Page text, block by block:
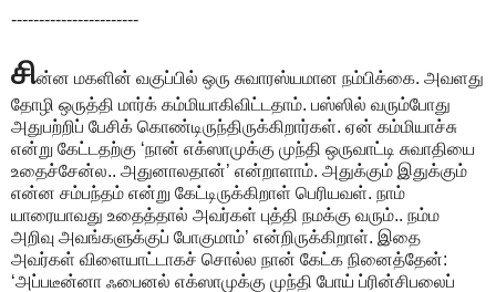
-----------------------
சின்ன மகளின் வகுப்பில் ஒரு சுவாரஸ்யமான நம்பிக்கை. அவளது
தோழி ஒருத்தி மார்க் கம்மியாகிவிட்டதாம். பஸ்ஸில் வரும்போது
அதுபற்றிப் பேசிக் கொண்டிருந்திருக்கிறார்கள். ஏன் கம்மியாச்சு
என்று கேட்டதற்கு ‘நான் எக்ஸாமுக்கு முந்தி ஒருவாட்டி சுவாதியை
உதைச்சேன்ல.. அதுனாலதான்’ என்றாளாம். அதுக்கும் இதுக்கும்
என்ன சம்பந்தம் என்று கேட்டிருக்கிறாள் பெரியவள். நாம்
யாரையாவது உதைத்தால் அவர்கள் புத்தி நமக்கு வரும்.. நம்ம
அறிவு அவங்களுக்குப் போகுமாம்’ என்றிருக்கிறாள். இதை
அவர்கள் விளையாட்டாகச் சொல்ல நான் கேட்க நினைத்தேன்:
‘அப்படீன்னா ஃபைனல் எக்ஸாமுக்கு முந்தி போய் ப்ரின்சிபலைப்